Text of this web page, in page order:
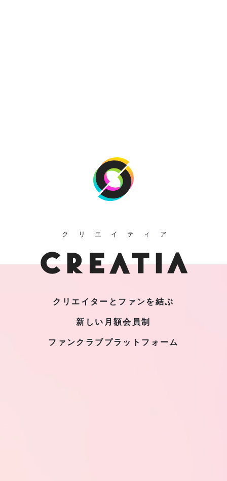
クリエイティア
クリエイターとファンを結ぶ
新しい月額会員制
ファンクラブプラットフォーム